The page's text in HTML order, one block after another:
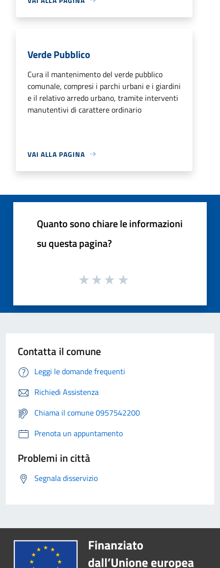
Verde Pubblico
Cura il mantenimento del verde pubblico
comunale, compresi i parchi urbani e i giardini
e il relativo arredo urbano, tramite interventi
manutentivi di carattere ordinario
VAI ALLA PAGINA
Quanto sono chiare le informazioni
su questa pagina?
Contatta il comune
Leggi le domande frequenti
Richiedi Assistenza
Chiama il comune 0957542200
Prenota un appuntamento
Problemi in città
Segnala disservizio